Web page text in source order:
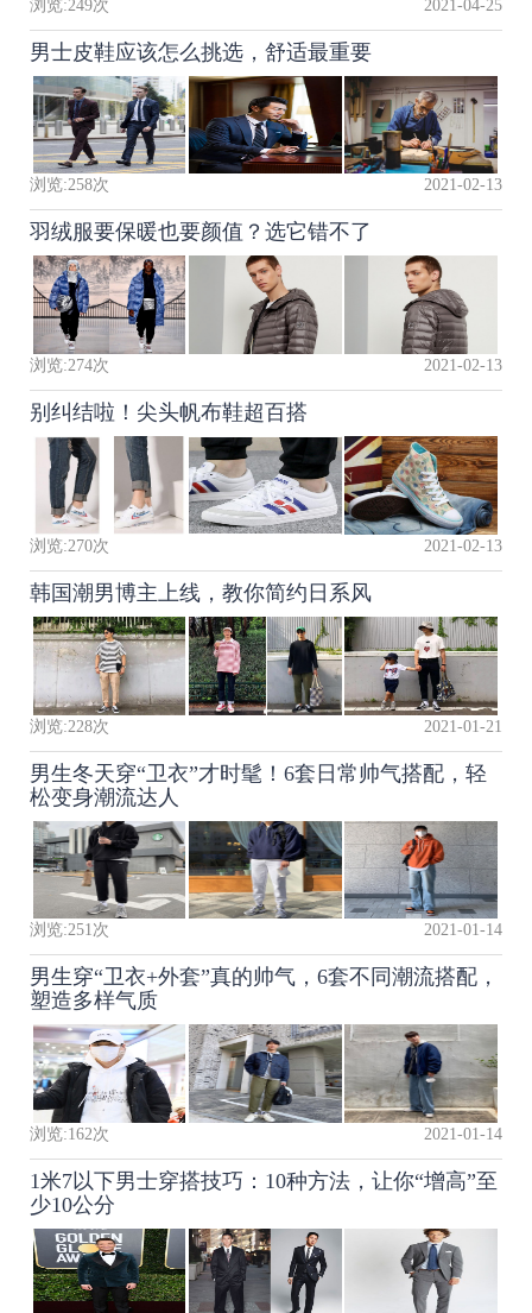
浏览:249次 2021-04-25
男士皮鞋应该怎么挑选，舒适最重要
浏览:258次 2021-02-13
羽绒服要保暖也要颜值？选它错不了
浏览:274次 2021-02-13
别纠结啦！尖头帆布鞋超百搭
浏览:270次 2021-02-13
韩国潮男博主上线，教你简约日系风
浏览:228次 2021-01-21
男生冬天穿“卫衣”才时髦！6套日常帅气搭配，轻
松变身潮流达人
浏览:251次 2021-01-14
男生穿“卫衣+外套”真的帅气，6套不同潮流搭配，
塑造多样气质
浏览:162次 2021-01-14
1米7以下男士穿搭技巧：10种方法，让你“增高”至
少10公分